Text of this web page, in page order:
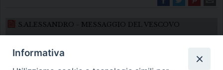
S.ALESSANDRO - MESSAGGIO DEL VESCOVO
Informativa